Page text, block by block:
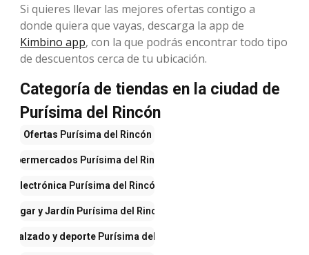
Si quieres llevar las mejores ofertas contigo a
donde quiera que vayas, descarga la app de
Kimbino app, con la que podrás encontrar todo tipo
de descuentos cerca de tu ubicación.
Categoría de tiendas en la ciudad de
Purísima del Rincón
Ofertas Purísima del Rincón
Supermercados Purísima del Rincón
Electrónica Purísima del Rincón
Hogar y Jardín Purísima del Rincón
calzado y deporte Purísima del Rincón